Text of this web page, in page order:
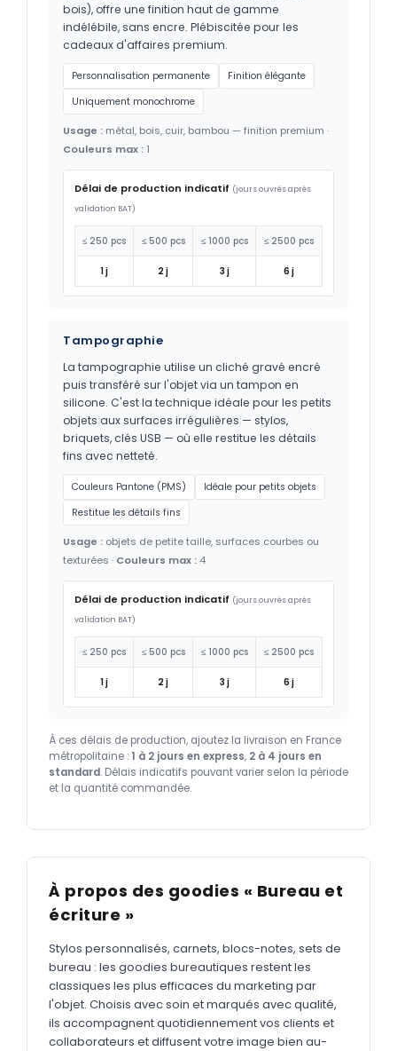
bois), offre une finition haut de gamme
indélébile, sans encre. Plébiscitée pour les
cadeaux d'affaires premium.
Personnalisation permanente
Finition élégante
Uniquement monochrome
Usage : métal, bois, cuir, bambou — finition premium ·
Couleurs max : 1
Délai de production indicatif (jours ouvrés après
validation BAT)
≤ 250 pcs ≤ 500 pcs ≤ 1000 pcs ≤ 2500 pcs
1 j 2 j 3 j 6 j
Tampographie
La tampographie utilise un cliché gravé encré
puis transféré sur l'objet via un tampon en
silicone. C'est la technique idéale pour les petits
objets aux surfaces irrégulières — stylos,
briquets, clés USB — où elle restitue les détails
fins avec netteté.
Couleurs Pantone (PMS)
Idéale pour petits objets
Restitue les détails fins
Usage : objets de petite taille, surfaces courbes ou
texturées · Couleurs max : 4
Délai de production indicatif (jours ouvrés après
validation BAT)
≤ 250 pcs ≤ 500 pcs ≤ 1000 pcs ≤ 2500 pcs
1 j 2 j 3 j 6 j
À ces délais de production, ajoutez la livraison en France
métropolitaine : 1 à 2 jours en express, 2 à 4 jours en
standard. Délais indicatifs pouvant varier selon la période
et la quantité commandée.
À propos des goodies « Bureau et
écriture »
Stylos personnalisés, carnets, blocs-notes, sets de
bureau : les goodies bureautiques restent les
classiques les plus efficaces du marketing par
l'objet. Choisis avec soin et marqués avec qualité,
ils accompagnent quotidiennement vos clients et
collaborateurs et diffusent votre image bien au-